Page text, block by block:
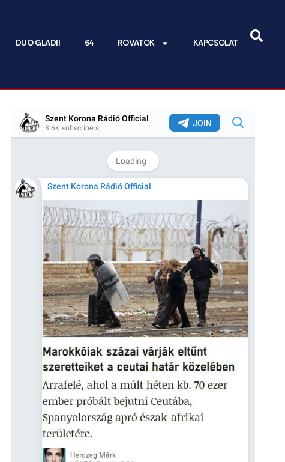
DUO GLADII 64 ROVATOK KAPCSOLAT